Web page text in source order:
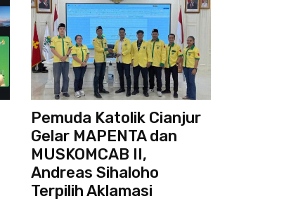
Pemuda Katolik Cianjur
Gelar MAPENTA dan
MUSKOMCAB II,
Andreas Sihaloho
Terpilih Aklamasi